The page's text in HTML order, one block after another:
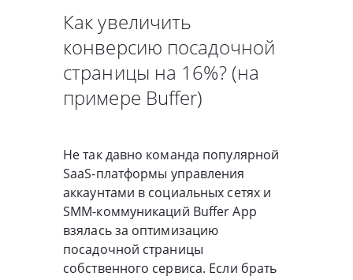
Как увеличить
конверсию посадочной
страницы на 16%? (на
примере Buffer)
Не так давно команда популярной
SaaS-платформы управления
аккаунтами в социальных сетях и
SMM-коммуникаций Buffer App
взялась за оптимизацию
посадочной страницы
собственного сервиса. Если брать